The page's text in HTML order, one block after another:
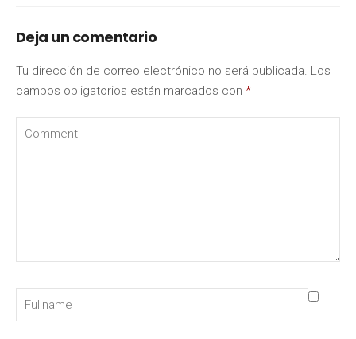
Deja un comentario
Tu dirección de correo electrónico no será publicada. Los
campos obligatorios están marcados con *